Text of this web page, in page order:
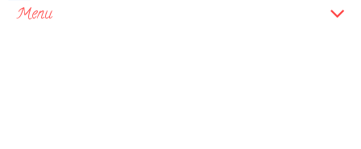
Menu
Teilen